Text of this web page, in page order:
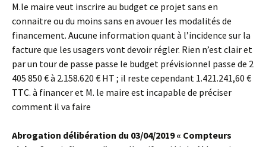
M.le maire veut inscrire au budget ce projet sans en
connaitre ou du moins sans en avouer les modalités de
financement. Aucune information quant à l’incidence sur la
facture que les usagers vont devoir régler. Rien n’est clair et
par un tour de passe passe le budget prévisionnel passe de 2
405 850 € à 2.158.620 € HT ; il reste cependant 1.421.241,60 €
TTC. à financer et M. le maire est incapable de préciser
comment il va faire
Abrogation délibération du 03/04/2019 « Compteurs